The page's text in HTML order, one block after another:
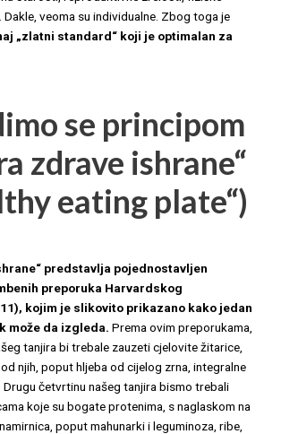
veoma su individualne. Zbog toga je
„zlatni standard“ koji je optimalan za
se principom
zdrave ishrane“
eating plate“)
predstavlja pojednostavljen
preporuka Harvardskog
kojim je slikovito prikazano kako jedan
može da izgleda. Prema ovim preporukama,
tanjira bi trebale zauzeti cjelovite žitarice,
njih, poput hljeba od cijelog zrna, integralne
Drugu četvrtinu našeg tanjira bismo trebali
koje su bogate protenima, s naglaskom na
poput mahunarki i leguminoza, ribe,